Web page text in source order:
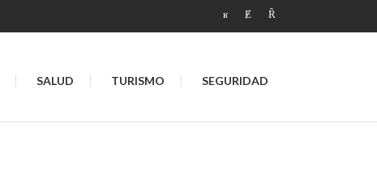
SALUD TURISMO SEGURIDAD